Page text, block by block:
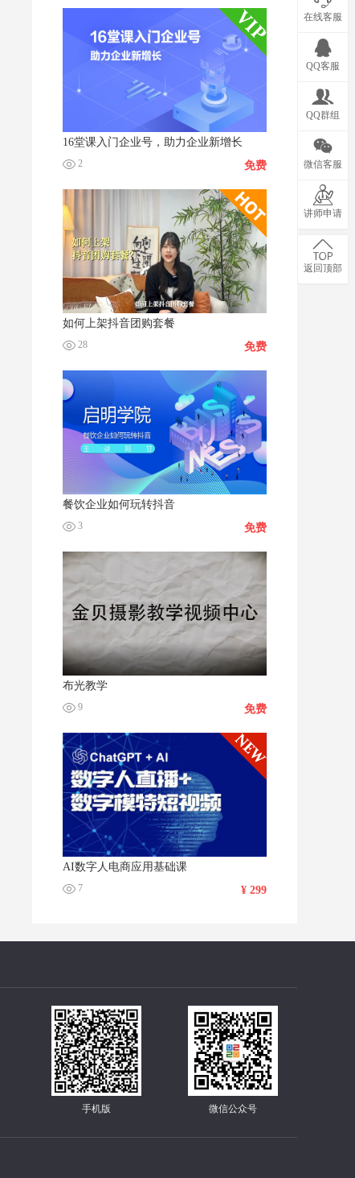
16堂课入门企业号，助力企业新增长
2 免费
如何上架抖音团购套餐
28 免费
餐饮企业如何玩转抖音
3 免费
布光教学
9 免费
AI数字人电商应用基础课
7 ¥ 299
手机版 微信公众号
在线客服
QQ客服
QQ群组
微信客服
讲师申请
返回顶部